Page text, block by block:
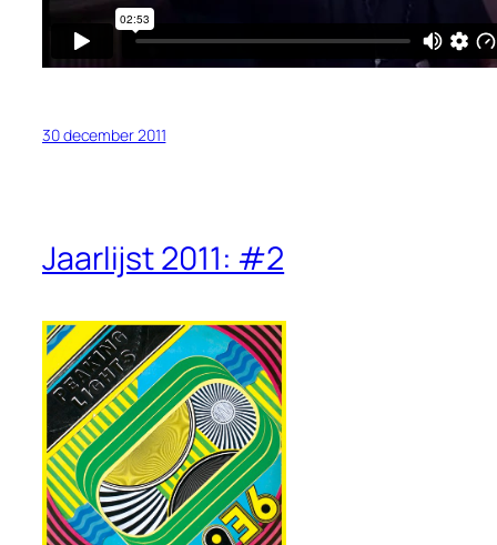
30 december 2011
Jaarlijst 2011: #2